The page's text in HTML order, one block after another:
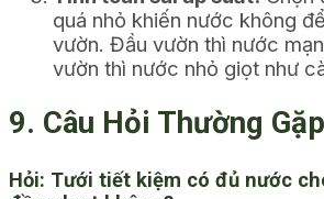
quá nhỏ khiến nước không
vườn. Đầu vườn thì nước
vườn thì nước nhỏ giọt như
9. Câu Hỏi Thường
Hỏi: Tưới tiết kiệm có đủ nước